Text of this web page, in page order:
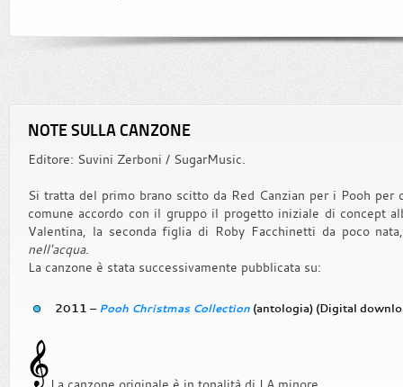
NOTE SULLA CANZONE
Editore: Suvini Zerboni / SugarMusic.
Si tratta del primo brano scitto da Red Canzian per i Pooh per
comune accordo con il gruppo il progetto iniziale di concept
Valentina, la seconda figlia di Roby Facchinetti da poco
nell'acqua.
La canzone è stata successivamente pubblicata su:
2011 – Pooh Christmas Collection (antologia) (Digital